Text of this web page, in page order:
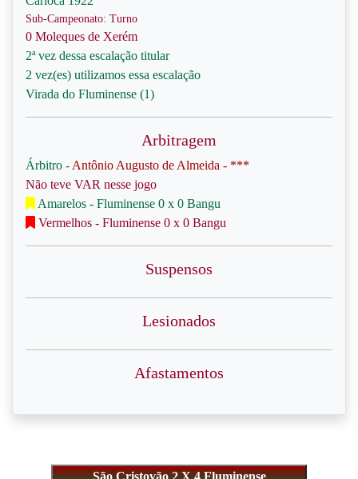
Sub-Campeonato: Turno
0 Moleques de Xerém
2ª vez dessa escalação titular
2 vez(es) utilizamos essa escalação
Virada do Fluminense (1)
Arbitragem
Árbitro - Antônio Augusto de Almeida - ***
Não teve VAR nesse jogo
Amarelos - Fluminense 0 x 0 Bangu
Vermelhos - Fluminense 0 x 0 Bangu
Suspensos
Lesionados
Afastamentos